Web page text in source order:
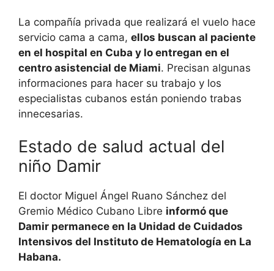
La compañía privada que realizará el vuelo hace
servicio cama a cama, ellos buscan al paciente
en el hospital en Cuba y lo entregan en el
centro asistencial de Miami. Precisan algunas
informaciones para hacer su trabajo y los
especialistas cubanos están poniendo trabas
innecesarias.
Estado de salud actual del
niño Damir
El doctor Miguel Ángel Ruano Sánchez del
Gremio Médico Cubano Libre informó que
Damir permanece en la Unidad de Cuidados
Intensivos del Instituto de Hematología en La
Habana.